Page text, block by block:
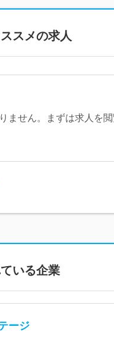
スメの求人
ません。まずは求人を閲
いる企業
ージ